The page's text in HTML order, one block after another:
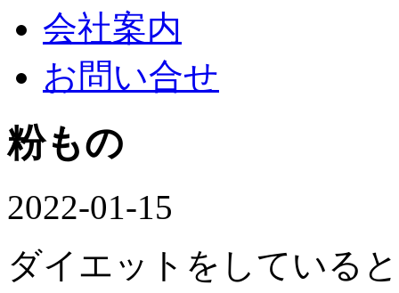
会社案内
お問い合せ
粉もの
2022-01-15
ダイエットをしている